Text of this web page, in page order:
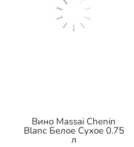
Вино Massai Chenin
Blanc Белое Сухое 0.75
л